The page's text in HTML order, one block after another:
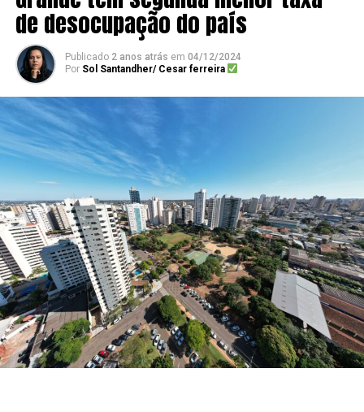
de desocupação do país
Publicado 2 anos atrás em 04/12/2024
Por Sol Santandher/ Cesar ferreira